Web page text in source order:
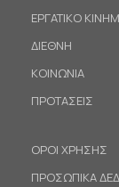
ΕΡΓΑΤΙΚΟ
ΔΙΕΘΝΗ
ΚΟΙΝΩΝΙΑ
ΠΡΟΤΑΣΕΙΣ
ΟΡΟΙ ΧΡΗΣΗΣ
ΠΡΟΣΩΠΙΚΑ